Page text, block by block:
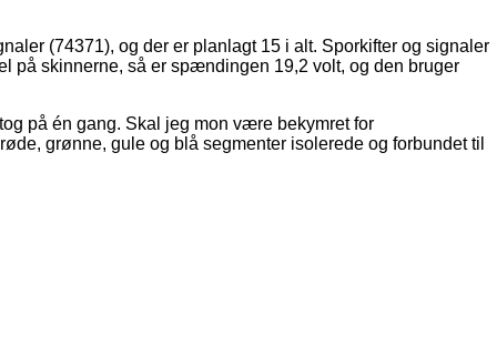
(74371), og der er planlagt 15 i alt. Sporkifter og signaler
på skinnerne, så er spændingen 19,2 volt, og den bruger
på én gang. Skal jeg mon være bekymret for
grønne, gule og blå segmenter isolerede og forbundet til